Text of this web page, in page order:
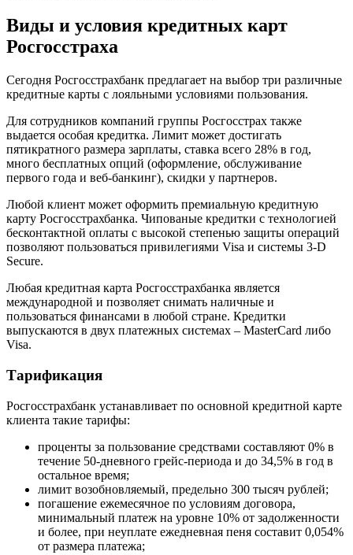
Виды и условия кредитных карт
Росгосстраха
Сегодня Росгосстрахбанк предлагает на выбор три различные
кредитные карты с лояльными условиями пользования.
Для сотрудников компаний группы Росгосстрах также
выдается особая кредитка. Лимит может достигать
пятикратного размера зарплаты, ставка всего 28% в год,
много бесплатных опций (оформление, обслуживание
первого года и веб-​банкинг), скидки у партнеров.
Любой клиент может оформить премиальную кредитную
карту Росгосстрахбанка. Чипованые кредитки с технологией
бесконтактной оплаты с высокой степенью защиты операций
позволяют пользоваться привилегиями Visa и системы 3-​D
Secure.
Любая кредитная карта Росгосстрахбанка является
международной и позволяет снимать наличные и
пользоваться финансами в любой стране. Кредитки
выпускаются в двух платежных системах – MasterCard либо
Visa.
Тарификация
Росгосстрахбанк устанавливает по основной кредитной карте
клиента такие тарифы:
проценты за пользование средствами составляют 0% в
течение 50-​дневного грейс-​периода и до 34,5% в год в
остальное время;
лимит возобновляемый, предельно 300 тысяч рублей;
погашение ежемесячное по условиям договора,
минимальный платеж на уровне 10% от задолженности
и более, при неуплате ежедневная пеня составит 0,054%
от размера платежа;